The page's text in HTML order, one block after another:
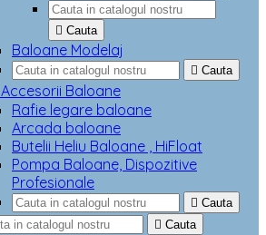
 Cauta
Baloane Modelaj
 Cauta
Accesorii Baloane
Rafie legare baloane
Arcada baloane
Butelii Heliu Baloane , HiFloat
Pompa Baloane, Dispozitive
Profesionale
 Cauta
 Cauta